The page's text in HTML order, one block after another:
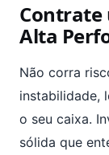
Contrate
Alta
Não corra
instabilidade,
o seu caixa.
sólida que